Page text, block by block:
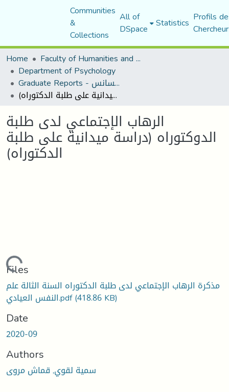
Communities
&
Collections
All of
DSpace Statistics Profils
Home
Faculty of Humanities and Social Sciences
Department of Psychology
Graduate Reports - تقارير الليسانس
الرهاب الإجتماعي لدى طلبة الدوكتوراه (دراسة ميدانية على طلبة الدكتوراه)
الرهاب الإجتماعي لدى طلبة
الدوكتوراه (دراسة ميدانية على طلبة
الدكتوراه)
Loading...
Files
مذكرة الرهاب الإجتماعي لدى طلبة الدكتوراه السنة الثالة علم
النفس العيادي.pdf(418.86 KB)
Date
2020-09
Authors
سمية لقوي, قماش مروى